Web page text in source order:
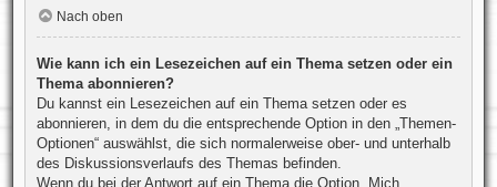
Nach oben
Wie kann ich ein Lesezeichen auf ein Thema setzen oder ein
Thema abonnieren?
Du kannst ein Lesezeichen auf ein Thema setzen oder es
abonnieren, in dem du die entsprechende Option in den „Themen-
Optionen“ auswählst, die sich normalerweise ober- und unterhalb
des Diskussionsverlaufs des Themas befinden.
Wenn du bei der Antwort auf ein Thema die Option „Mich